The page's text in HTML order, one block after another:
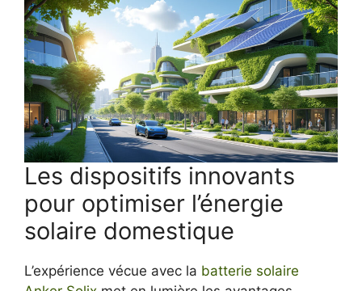
Les dispositifs innovants
pour optimiser l’énergie
solaire domestique
L’expérience vécue avec la batterie solaire